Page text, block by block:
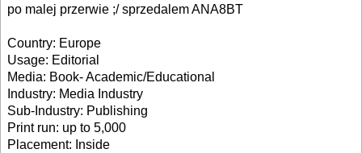
po malej przerwie ;/ sprzedalem ANA8BT
Country: Europe
Usage: Editorial
Media: Book- Academic/Educational
Industry: Media Industry
Sub-Industry: Publishing
Print run: up to 5,000
Placement: Inside